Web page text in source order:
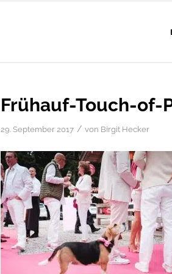
Frühauf-Touch-of-
29. September 2017 / von Birgit Hecker